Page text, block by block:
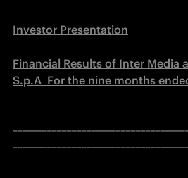
Investor Presentation
Financial Results of Inter Media
S.p.A  For the nine months